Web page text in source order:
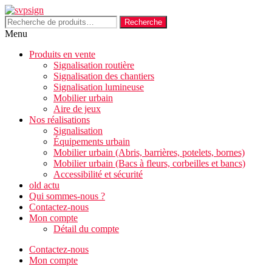
Aller
au
contenu
Recherche
pour :
Recherche
Menu
Produits en vente
Signalisation routière
Signalisation des chantiers
Signalisation lumineuse
Mobilier urbain
Aire de jeux
Nos réalisations
Signalisation
Équipements urbain
Mobilier urbain (Abris, barrières, potelets, bornes)
Mobilier urbain (Bacs à fleurs, corbeilles et bancs)
Accessibilité et sécurité
old actu
Qui sommes-nous ?
Contactez-nous
Mon compte
Détail du compte
Contactez-nous
Mon compte